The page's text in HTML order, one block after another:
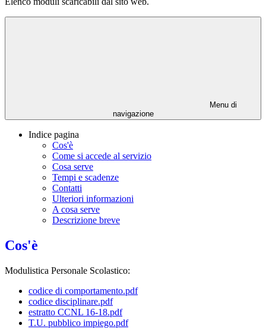
Menu di
navigazione
Indice pagina
Cos'è
Come si accede al servizio
Cosa serve
Tempi e scadenze
Contatti
Ulteriori informazioni
A cosa serve
Descrizione breve
Cos'è
Modulistica Personale Scolastico:
codice di comportamento.pdf
codice disciplinare.pdf
estratto CCNL 16-18.pdf
T.U. pubblico impiego.pdf